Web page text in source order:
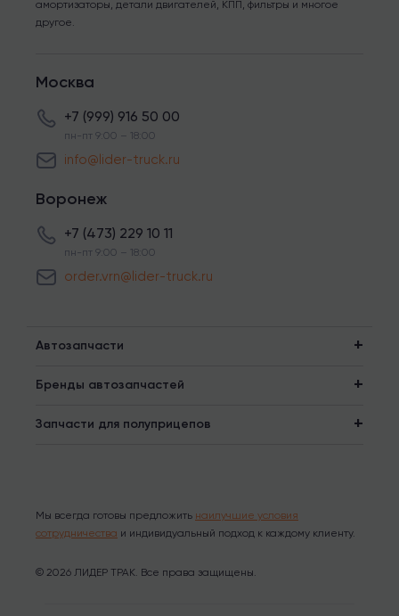
амортизаторы, детали двигателей, КПП, фильтры и многое
другое.
Москва
+7 (999) 916 50 00
пн-пт 9:00 – 18:00
info@lider-truck.ru
Воронеж
+7 (473) 229 10 11
пн-пт 9:00 – 18:00
order.vrn@lider-truck.ru
Автозапчасти
Бренды автозапчастей
Запчасти для полуприцепов
Мы всегда готовы предложить наилучшие условия
сотрудничества и индивидуальный подход к каждому клиенту.
© 2026 ЛИДЕР ТРАК. Все права защищены.